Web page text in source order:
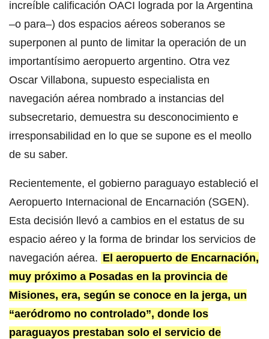
increíble calificación OACI lograda por la Argentina
–o para–) dos espacios aéreos soberanos se
superponen al punto de limitar la operación de un
importantísimo aeropuerto argentino. Otra vez
Oscar Villabona, supuesto especialista en
navegación aérea nombrado a instancias del
subsecretario, demuestra su desconocimiento e
irresponsabilidad en lo que se supone es el meollo
de su saber.
Recientemente, el gobierno paraguayo estableció el
Aeropuerto Internacional de Encarnación (SGEN).
Esta decisión llevó a cambios en el estatus de su
espacio aéreo y la forma de brindar los servicios de
navegación aérea. El aeropuerto de Encarnación,
muy próximo a Posadas en la provincia de
Misiones, era, según se conoce en la jerga, un
“aeródromo no controlado”, donde los
paraguayos prestaban solo el servicio de